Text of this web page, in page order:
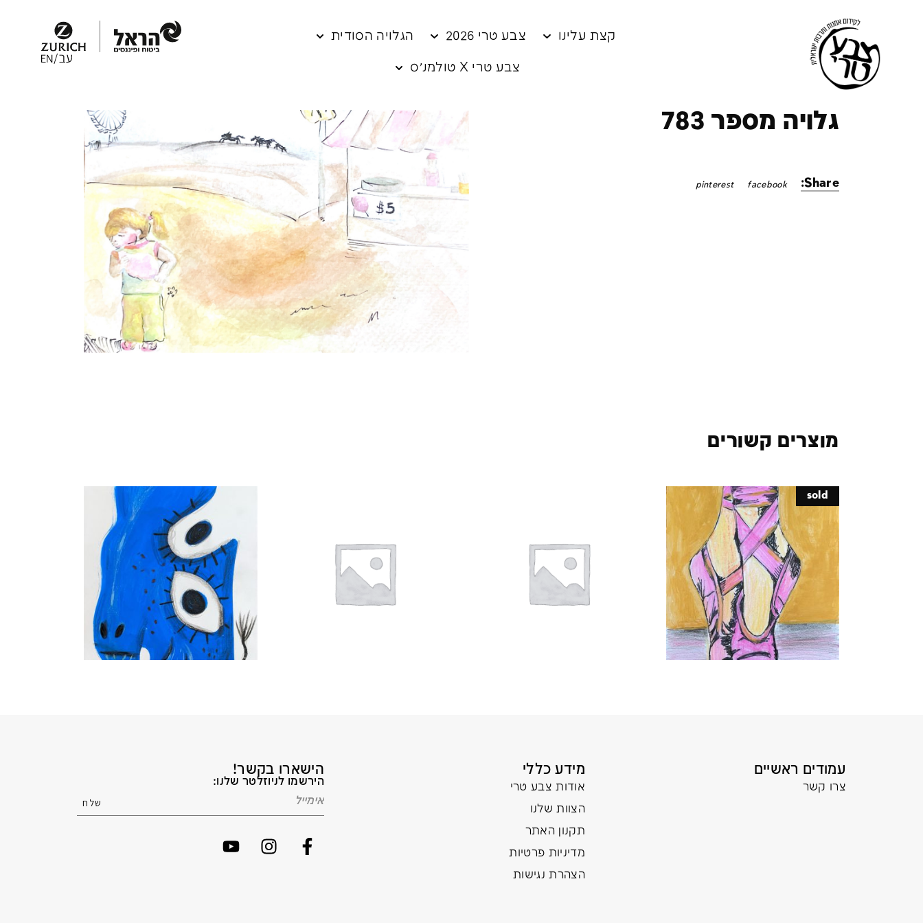
קצת עלינו צבע טרי 2026 הגלויה הסודית
צבע טרי X טולמנ׳ס
גלויה מספר 783
Share:
facebook
pinterest
מוצרים קשורים
sold
עמודים ראשיים
צרו קשר
מידע כללי
אודות צבע טרי
הצוות שלנו
תקנון האתר
מדיניות פרטיות
הצהרת נגישות
הישארו בקשר!
הירשמו לניוזלטר שלנו: